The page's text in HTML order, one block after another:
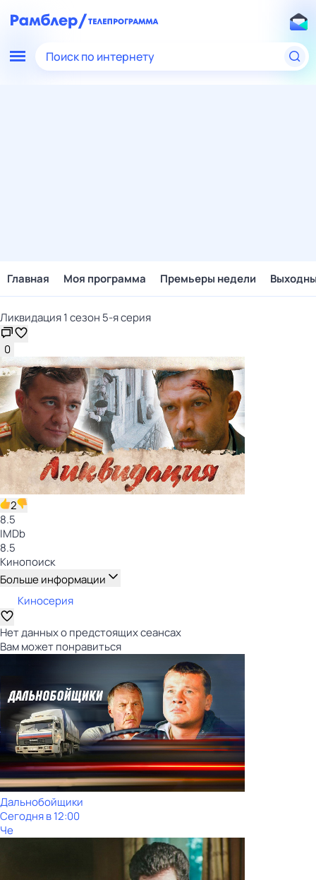
Поиск по интернету
Главная Моя программа Премьеры недели
Ликвидация 1 сезон 5-я серия
0
2
8.5
IMDb
8.5
Кинопоиск
Больше информации
Киносерия
Нет данных о предстоящих сеансах
Вам может понравиться
Дальнобойщики
Сегодня в 12:00
Че